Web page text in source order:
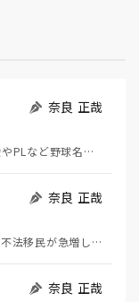
奈良 正哉
夏の甲子園が始まった。その裏側で、広陵やPLなど野球名門校（だった）の不祥事のその後について、「熱…
奈良 正哉
モロッコから地続きのスペインの飛び地へ不法移民が急増していて、当地の大問題となっている。「海を泳い…
奈良 正哉